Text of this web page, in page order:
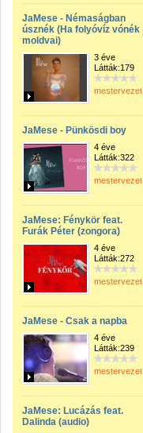
JaMese - Némaságban
úsznék (Ha folyóvíz vónék |
moldvai)
3 éve
Látták:179
mestervezeto
JaMese - Pünkösdi boy
4 éve
Látták:322
mestervezeto
JaMese: Fénykör feat.
Furák Péter (zongora)
4 éve
Látták:272
mestervezeto
JaMese - Csak a napba
4 éve
Látták:239
mestervezeto
JaMese: Lucázás feat.
Dalinda (audio)